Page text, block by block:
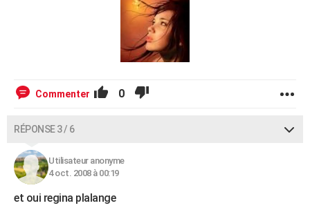
Commenter 0
RÉPONSE 3 / 6
Utilisateur anonyme
4 oct. 2008 à 00:19
et oui regina plalange